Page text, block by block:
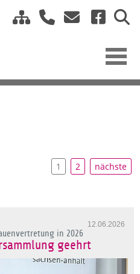
1 2 nächste
12.06.2026
in 2026
geehrt